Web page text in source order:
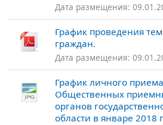
Дата размещения:
График проведения
граждан.
Дата размещения:
График личного
Общественных
органов
области в январе 2018